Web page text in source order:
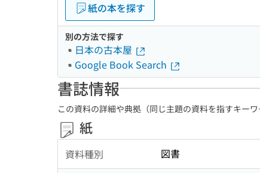
紙の本を探す
別の方法で探す
日本の古本屋
Google Book Search
書誌情報
この資料の詳細や典拠（同じ主題の資料を指すキー
紙
資料種別 図書